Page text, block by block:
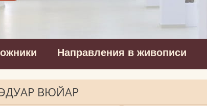
Направления в живописи
ЭДУАР ВЮЙАР